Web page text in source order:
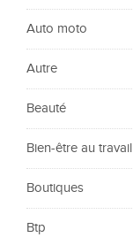
Auto moto
Autre
Beauté
Bien-être au travail
Boutiques
Btp